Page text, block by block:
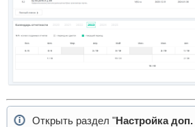
Открыть раздел "Настройка